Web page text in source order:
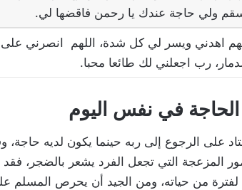
ولي حاجة عندك يا رحمن فاقضها لي.
اهدني ويسر لي كل شدة، اللهم انصرني
رب اجعلني لك طائعا محبا.
في نفس اليوم
على الرجوع إلى ربه حينما يكون لديه حاجة،
المزعجة التي تجعل الفرد يشعر بالضجر،
لفترة من حياته، ومن الجيد أن يحرص المسلم